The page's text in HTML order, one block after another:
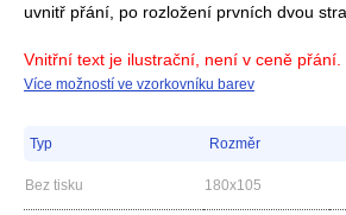
uvnitř přání, po rozložení prvních dvou
Vnitřní text je ilustrační, není v ceně přání.
Více možností ve vzorkovníku barev
Typ Rozměr
Bez tisku 180x105